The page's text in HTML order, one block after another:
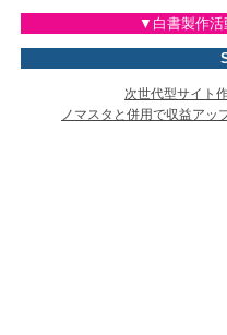
▼白書製作活
次世代型サイト
ノマスタと併用で収益アッ